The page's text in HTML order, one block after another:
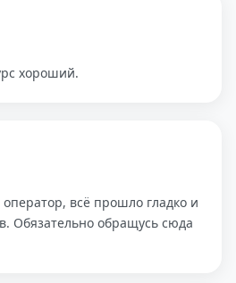
хороший.
всё прошло гладко и
Обязательно обращусь сюда